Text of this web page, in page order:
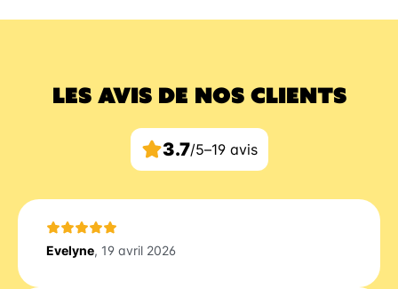
LES AVIS DE NOS CLIENTS
3.7/5–19 avis
Evelyne, 19 avril 2026